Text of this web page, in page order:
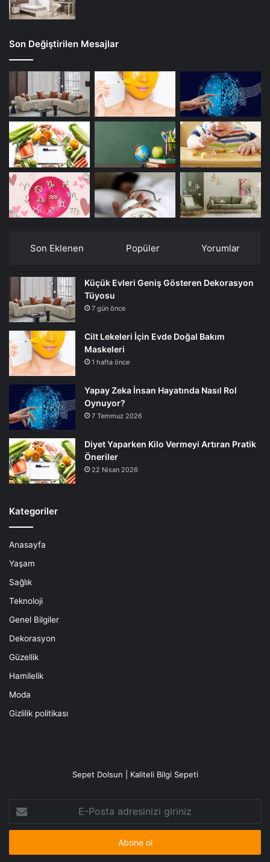
Son Değiştirilen Mesajlar
Son Eklenen Popüler Yorumlar
Küçük Evleri Geniş Gösteren Dekorasyon
Tüyosu
7 gün önce
Cilt Lekeleri İçin Evde Doğal Bakım
Maskeleri
1 hafta önce
Yapay Zeka İnsan Hayatında Nasıl Rol
Oynuyor?
7 Temmuz 2026
Diyet Yaparken Kilo Vermeyi Artıran Pratik
Öneriler
22 Nisan 2026
Kategoriler
Anasayfa
Yaşam
Sağlık
Teknoloji
Genel Bilgiler
Dekorasyon
Güzellik
Hamilelik
Moda
Gizlilik politikası
Sepet Dolsun | Kaliteli Bilgi Sepeti
Posta
adresinizi